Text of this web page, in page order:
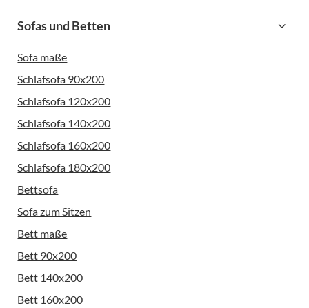
Sofas und Betten
Sofa maße
Schlafsofa 90x200
Schlafsofa 120x200
Schlafsofa 140x200
Schlafsofa 160x200
Schlafsofa 180x200
Bettsofa
Sofa zum Sitzen
Bett maße
Bett 90x200
Bett 140x200
Bett 160x200